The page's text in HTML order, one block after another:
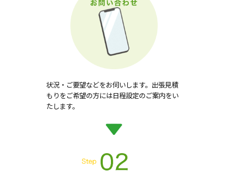
状況・ご要望などをお伺いします。出張見積
もりをご希望の方には日程設定のご案内をい
たします。